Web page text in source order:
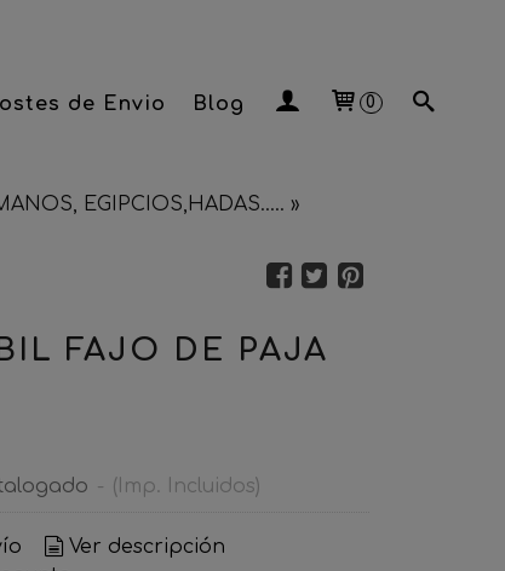
de Envio Blog 0
EGIPCIOS,HADAS..... »
FAJO DE PAJA
- (Imp. Incluidos)
Ver descripción